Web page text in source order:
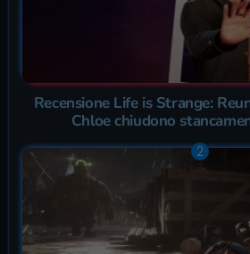
Recensione Life is Strange:
Chloe chiudono